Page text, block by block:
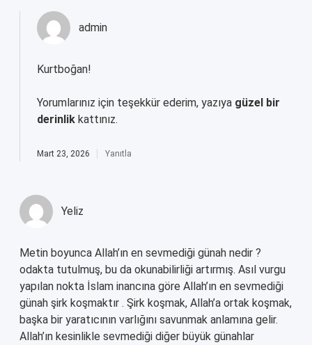
admin
Kurtboğan!
Yorumlarınız için teşekkür ederim, yazıya güzel bir
derinlik kattınız.
Mart 23, 2026 Yanıtla
Yeliz
Metin boyunca Allah’ın en sevmediği günah nedir ?
odakta tutulmuş, bu da okunabilirliği artırmış. Asıl vurgu
yapılan nokta İslam inancına göre Allah’ın en sevmediği
günah şirk koşmaktır . Şirk koşmak, Allah’a ortak koşmak,
başka bir yaratıcının varlığını savunmak anlamına gelir.
Allah’ın kesinlikle sevmediği diğer büyük günahlar